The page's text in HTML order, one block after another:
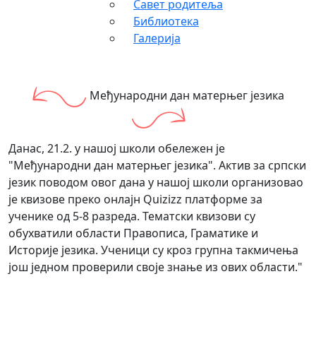
Савет родитеља
Библиотека
Галерија
Међународни дан матерњег језика
Данас, 21.2. у нашој школи обележен је
"Међународни дан матерњег језика". Актив за српски
језик поводом овог дана у нашој школи организовао
је квизове преко онлајн Quizizz платформе за
ученике од 5-8 разреда. Тематски квизови су
обухватили области Правописа, Граматике и
Историје језика. Ученици су кроз групна такмичења
још једном проверили своје знање из ових области."